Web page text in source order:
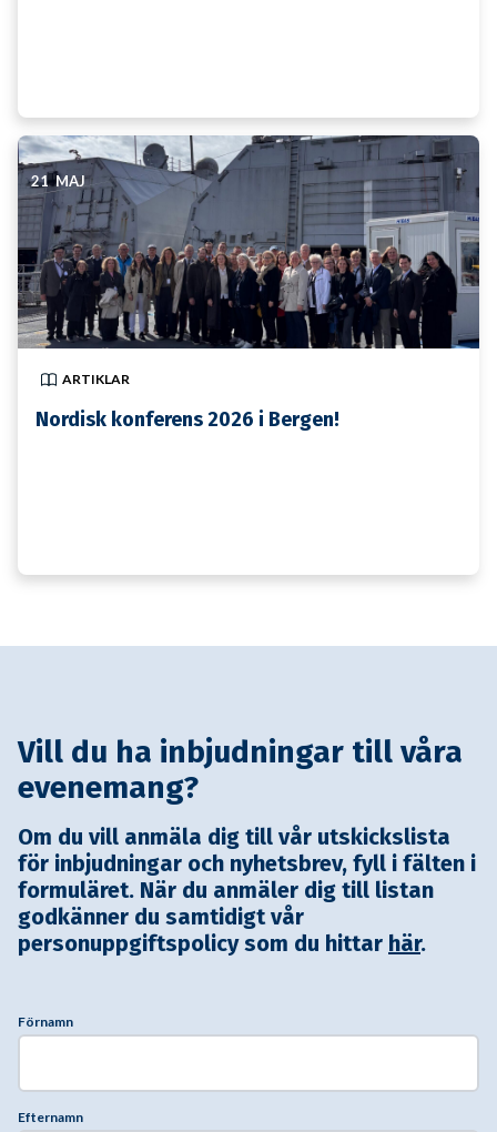
21 MAJ
ARTIKLAR
Nordisk konferens 2026 i Bergen!
Vill du ha inbjudningar till våra
evenemang?
Om du vill anmäla dig till vår utskickslista
för inbjudningar och nyhetsbrev, fyll i fälten i
formuläret. När du anmäler dig till listan
godkänner du samtidigt vår
personuppgiftspolicy som du hittar här.
Förnamn
Efternamn